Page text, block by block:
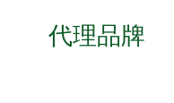
代理品牌